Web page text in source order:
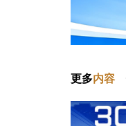
更多内容